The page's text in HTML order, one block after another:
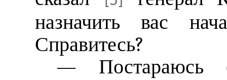
назначить вас
Справитесь?
— Постараюсь